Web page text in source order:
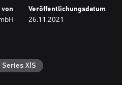
Veröffentlichungsdatum
26.11.2021
Series X|S